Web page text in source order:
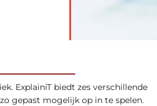
ExplainiT biedt zes verschillende
gepast mogelijk op in te spelen.